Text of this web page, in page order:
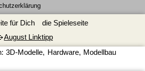
für Dich
die Spieleseite
August Linktipp
3D-Modelle, Hardware, Modellbau